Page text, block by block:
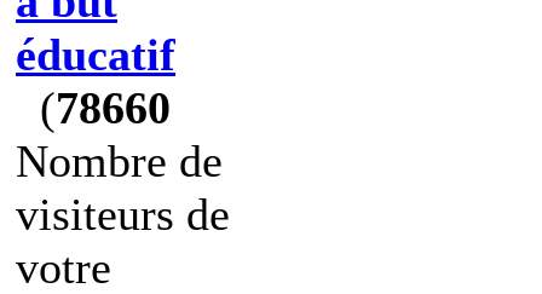
éducatif
(78660
Nombre de
visiteurs de
votre